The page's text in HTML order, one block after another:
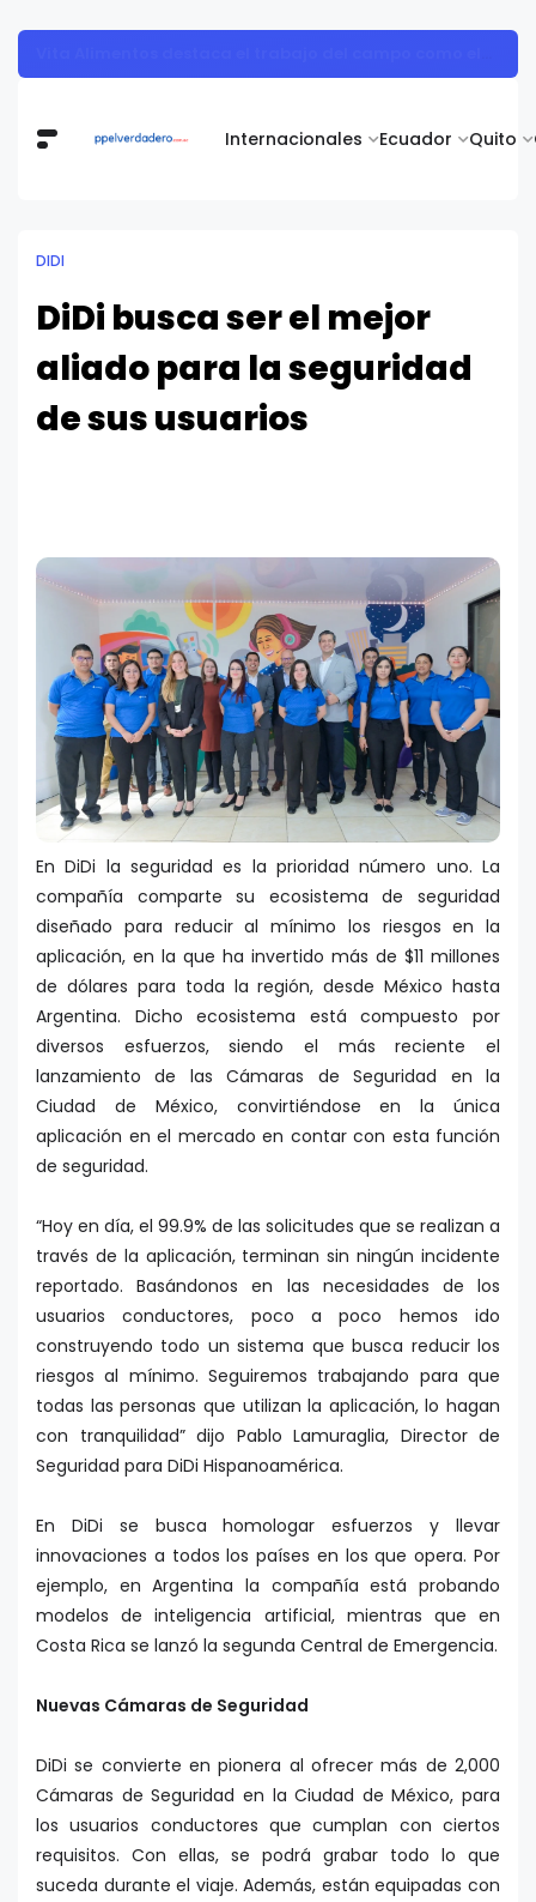
Internacionales Ecuador Quito
DIDI
DiDi busca ser el mejor
aliado para la seguridad
de sus usuarios
En DiDi la seguridad es la prioridad número uno. La
compañía comparte su ecosistema de seguridad
diseñado para reducir al mínimo los riesgos en la
aplicación, en la que ha invertido más de $11 millones
de dólares para toda la región, desde México hasta
Argentina. Dicho ecosistema está compuesto por
diversos esfuerzos, siendo el más reciente el
lanzamiento de las Cámaras de Seguridad en la
Ciudad de México, convirtiéndose en la única
aplicación en el mercado en contar con esta función
de seguridad.
“Hoy en día, el 99.9% de las solicitudes que se realizan a
través de la aplicación, terminan sin ningún incidente
reportado. Basándonos en las necesidades de los
usuarios conductores, poco a poco hemos ido
construyendo todo un sistema que busca reducir los
riesgos al mínimo. Seguiremos trabajando para que
todas las personas que utilizan la aplicación, lo hagan
con tranquilidad” dijo Pablo Lamuraglia, Director de
Seguridad para DiDi Hispanoamérica.
En DiDi se busca homologar esfuerzos y llevar
innovaciones a todos los países en los que opera. Por
ejemplo, en Argentina la compañía está probando
modelos de inteligencia artificial, mientras que en
Costa Rica se lanzó la segunda Central de Emergencia.
Nuevas Cámaras de Seguridad
DiDi se convierte en pionera al ofrecer más de 2,000
Cámaras de Seguridad en la Ciudad de México, para
los usuarios conductores que cumplan con ciertos
requisitos. Con ellas, se podrá grabar todo lo que
suceda durante el viaje. Además, están equipadas con